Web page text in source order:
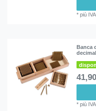
*più IVA
Banca
*più IVA